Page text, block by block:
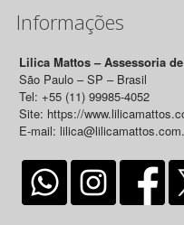
Informações
Lilica Mattos – Assessoria
São Paulo – SP – Brasil
Tel: +55 (11) 99985-4052
Site: https://
E-mail: